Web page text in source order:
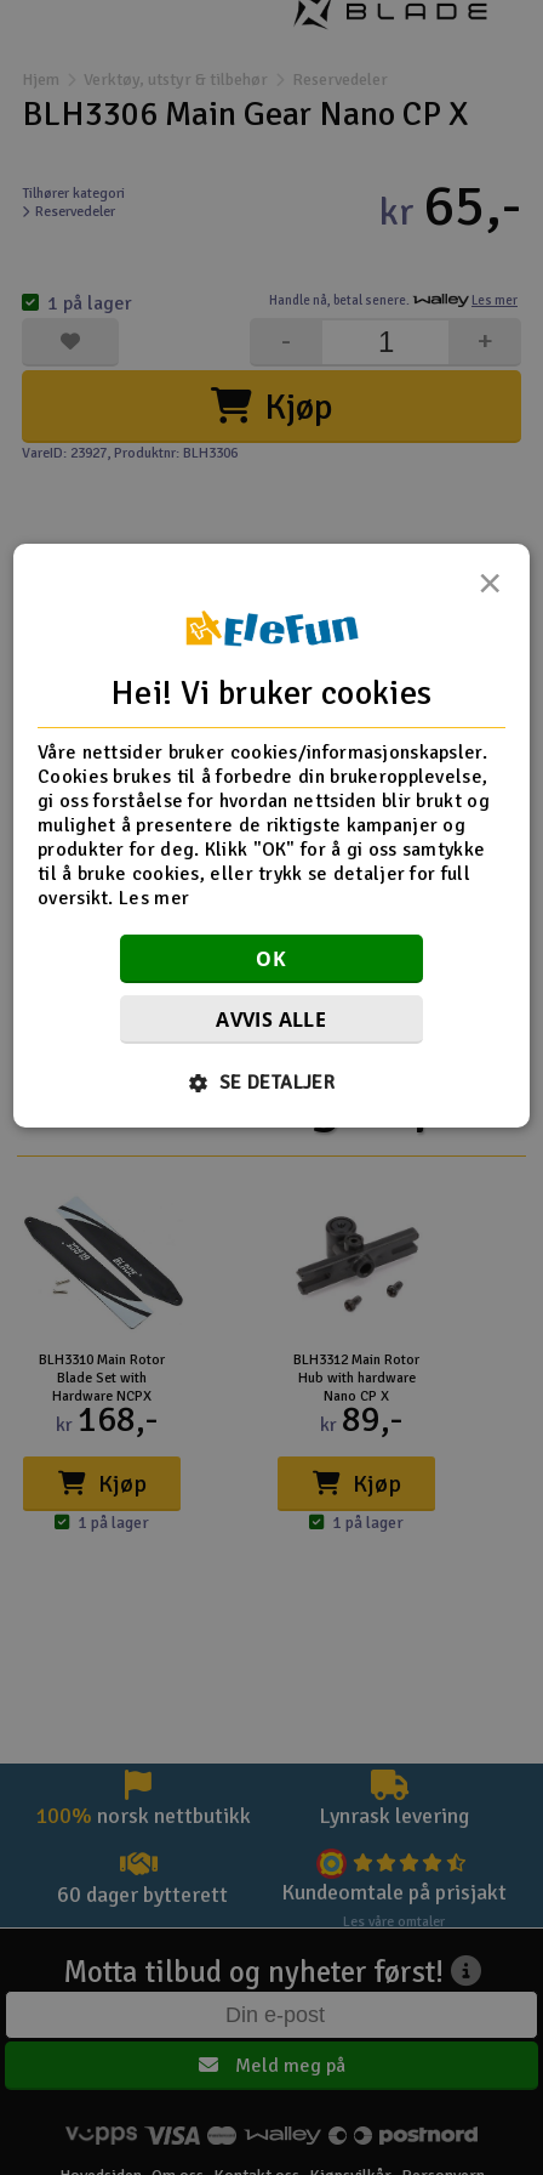
Droner
Fly
Helikopter
Kamerautstyr
Modellbygging, LEGO & byggesett
Modelljernbane
Radioutstyr
Raketter
Smarthjem, lek & hobby
Solenergi
Sparkesykler & elkjøretøy
Verktøy, utstyr & tilbehør
Hjem Verktøy, utstyr & tilbehør Reservedeler
BLH3306 Main Gear Nano CP X
Tilhører kategori
Reservedeler
Handle nå, betal senere. Les mer
kr 65,-
Kjøp
+
-
1 på lager
VareID: 23927, Produktnr: BLH3306
Produktinformasjon
BLH-3306 Main Gear Nano CP X
Flere detaljer
forbundet med
Blade Nano CP S BNF
Blade Nano CP S RTF
Flere så også på
BLH3310 Main Rotor
Blade Set with
Hardware NCPX
kr 168,-
Kjøp
1 på lager
BLH3312 Main Rotor
Hub with hardware
Nano CP X
kr 89,-
Kjøp
1 på lager
100% norsk nettbutikk Lynrask levering
60 dager bytterett Kundeomtale på prisjakt
Les våre omtaler
Motta tilbud og nyheter først!
Meld meg på
×
Hei! Vi bruker cookies
Våre nettsider bruker cookies/informasjonskapsler.
Cookies brukes til å forbedre din brukeropplevelse,
gi oss forståelse for hvordan nettsiden blir brukt og
mulighet å presentere de riktigste kampanjer og
produkter for deg. Klikk "OK" for å gi oss samtykke
til å bruke cookies, eller trykk se detaljer for full
oversikt. Les mer
OK
AVVIS ALLE
SE DETALJER